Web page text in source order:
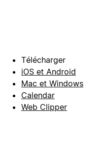
Télécharger
iOS et Android
Mac et Windows
Calendar
Web Clipper